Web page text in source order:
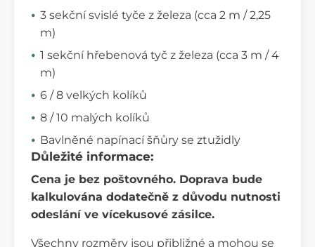
3 sekční svislé tyče z železa (cca 2 m / 2,25
m)
1 sekční hřebenová tyč z železa (cca 3 m / 4
m)
6 / 8 velkých kolíků
8 / 10 malých kolíků
Bavlněné napínací šňůry se ztužidly
Důležité informace:
Cena je bez poštovného. Doprava bude
kalkulována dodatečně z důvodu nutnosti
odeslání ve vícekusové zásilce.
Všechny rozměry jsou přibližné a mohou se